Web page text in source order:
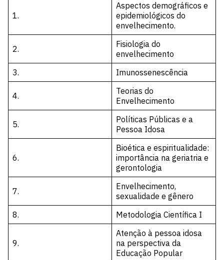
1.
Aspectos demográficos e
epidemiológicos do
envelhecimento.
2.
Fisiologia do
envelhecimento
3.
Imunossenescência
4.
Teorias do
Envelhecimento
5.
Políticas Públicas e a
Pessoa Idosa
6.
Bioética e espiritualidade:
importância na geriatria e
gerontologia
7.
Envelhecimento,
sexualidade e gênero
8.
Metodologia Científica I
9.
Atenção à pessoa idosa
na perspectiva da
Educação Popular